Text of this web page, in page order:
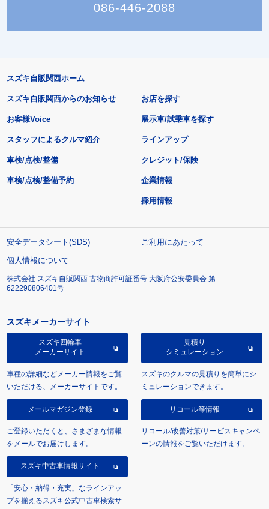
086-446-2088
スズキ自販関西ホーム
スズキ自販関西からのお知らせ
お客様Voice
スタッフによるクルマ紹介
お店を探す
展示車/試乗車を探す
ラインアップ
車検/点検/整備 クレジット/保険
車検/点検/整備予約 企業情報
採用情報
安全データシート(SDS)
ご利用にあたって
個人情報について
株式会社 スズキ自販関西 古物商許可証番号 大阪府公安委員会 第
622290806401号
スズキメーカーサイト
スズキ四輪車
メーカーサイト
車種の詳細などメーカー情報をご覧
いただける、メーカーサイトです。
見積り
シミュレーション
スズキのクルマの見積りを簡単にシ
ミュレーションできます。
メールマガジン登録
ご登録いただくと、さまざまな情報
をメールでお届けします。
リコール等情報
リコール/改善対策/サービスキャンペ
ーンの情報をご覧いただけます。
スズキ中古車情報サイト
「安心・納得・充実」なラインアッ
プを揃えるスズキ公式中古車検索サ